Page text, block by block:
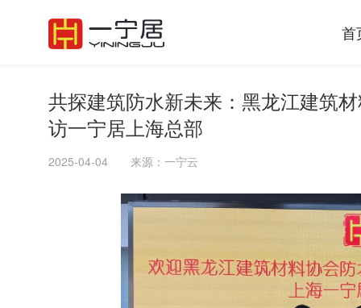
首
共探建筑防水新未来：黑龙江建筑
访一宁居上海总部
2025-04-04 来源：一宁云